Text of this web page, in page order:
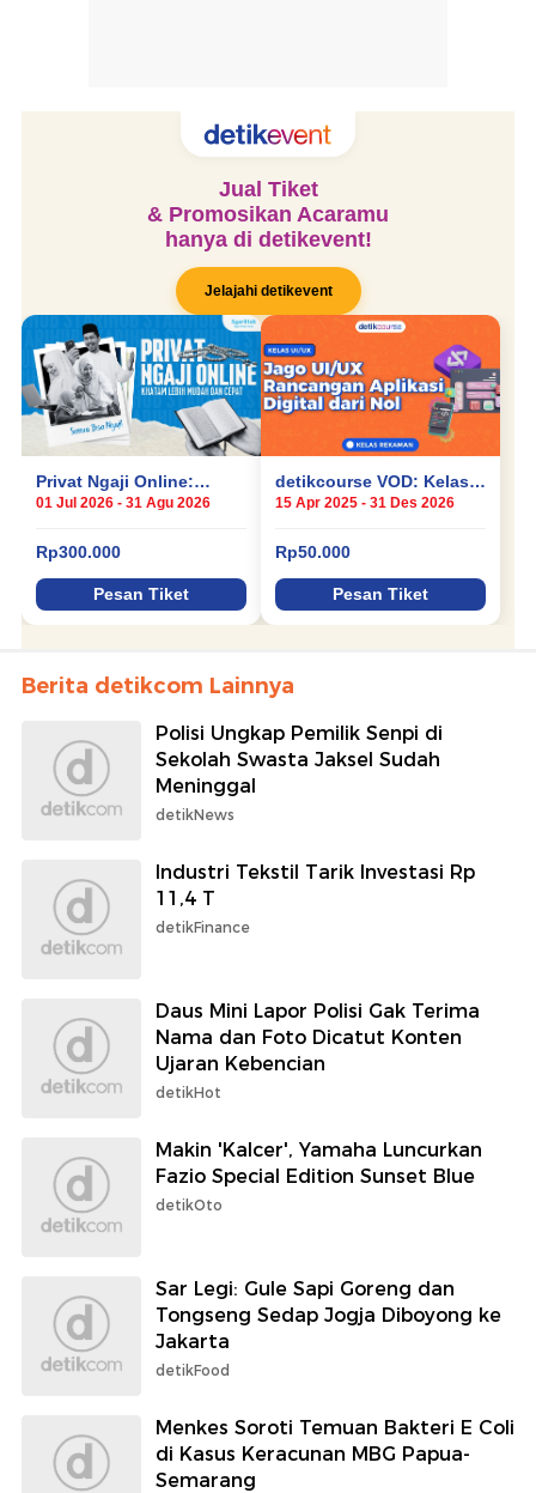
Berita detikcom Lainnya
Polisi Ungkap Pemilik Senpi di
Sekolah Swasta Jaksel Sudah
Meninggal
detikNews
Industri Tekstil Tarik Investasi Rp
11,4 T
detikFinance
Daus Mini Lapor Polisi Gak Terima
Nama dan Foto Dicatut Konten
Ujaran Kebencian
detikHot
Makin 'Kalcer', Yamaha Luncurkan
Fazio Special Edition Sunset Blue
detikOto
Sar Legi: Gule Sapi Goreng dan
Tongseng Sedap Jogja Diboyong ke
Jakarta
detikFood
Menkes Soroti Temuan Bakteri E Coli
di Kasus Keracunan MBG Papua-
Semarang